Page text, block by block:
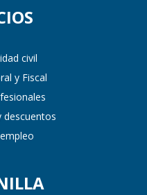
civil
y Fiscal
descuentos